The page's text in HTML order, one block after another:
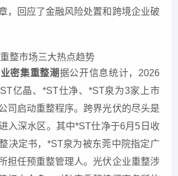
，回应了金融风险处置和跨境企业破
整市场三大热点趋势
密集重整潮据公开信息统计，2026
亿晶、*ST仕净、*ST泉为3家上市
司启动重整程序。跨界光伏的尽头是
入深水区。其中*ST仕净于6月5日收
决定书，*ST泉为被东莞中院指定广
担任预重整管理人。光伏企业重整涉